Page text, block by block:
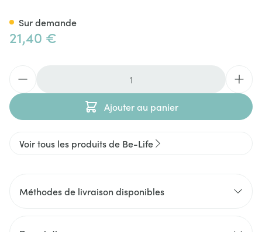
21,40 €
Ajouter au panier
Sur demande
Voir tous les produits de Be-Life
Méthodes de livraison disponibles